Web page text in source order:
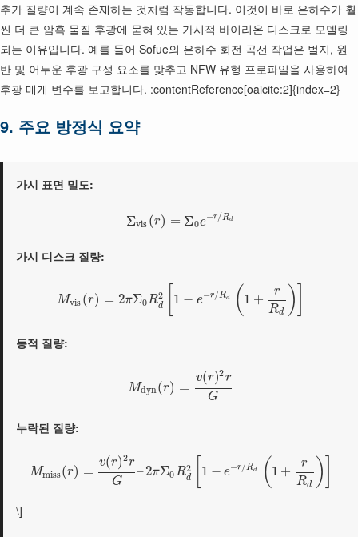
추가 질량이 계속 존재하는 것처럼 작동합니다. 이것이 바로 은하수가 훨
씬 더 큰 암흑 물질 후광에 묻혀 있는 가시적 바이리온 디스크로 모델링
되는 이유입니다. 예를 들어 Sofue의 은하수 회전 곡선 작업은 벌지, 원
반 및 어두운 후광 구성 요소를 맞추고 NFW 유형 프로파일을 사용하여
후광 매개 변수를 보고합니다. :contentReference[oaicite:2]{index=2}
9. 주요 방정식 요약
가시 표면 밀도:
Σvis (r) = Σ0e−r/Rd
가시 디스크 질량:
Mvis (r) = 2πΣ0R2
d 1 − e−r/Rd ( 1 +
r
Rd )
동적 질량:
Mdyn(r) =
v(r)2r
G
누락된 질량:
Mmiss(r) =
v(r)2r
G
–2πΣ0R2
d 1 − e−r/Rd ( 1 +
r
Rd )
\]